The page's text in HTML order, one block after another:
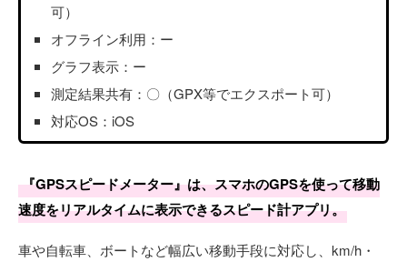
可）
オフライン利用：ー
グラフ表示：ー
測定結果共有：〇（GPX等でエクスポート可）
対応OS：iOS
『GPSスピードメーター』は、スマホのGPSを使って移動
速度をリアルタイムに表示できるスピード計アプリ。
車や自転車、ボートなど幅広い移動手段に対応し、km/h・